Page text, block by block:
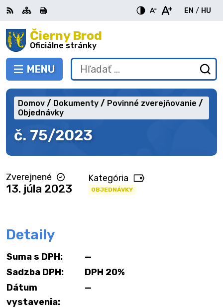
Preskočiť
na
obsah Čierny Brod
Oficiálne stránky
PREPNÚŤ
MENU
RSS MapaTlačiť
EN
English
/ HU
Hľadať:
č. 75/2023
Domov Dokumenty
Povinné zverejňovanie
Objednávky
Zverejnené
13. júla 2023
Kategória
OBJEDNÁVKY
Detaily
Suma s DPH:
—
Sadzba DPH:
DPH 20%
Dátum
vystavenia:
—